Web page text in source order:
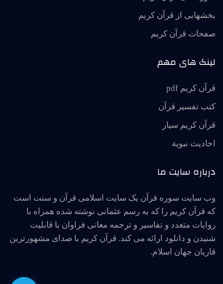
بخشهایی از قرآن کریم
صفحات قرآن کریم
لینک های مهم
قرآن کریم pdf
کتب تفسیر قرآن
قرآن کریم سیار
احاديث نبوية
درباره سایت ما
وب سایت سوره قرآن یک سایت اسلامی قرآن و سنت است
که قرآن کریم را که به رسم عثمانی نوشته شده همراه با
روایات متعدد و تفاسیر و ترجمه معانی فراوان با قابلیت
شنیدن و دانلود ارائه می کند. قرآن کریم با صدای مشهورترین
قاریان جهان اسلام.